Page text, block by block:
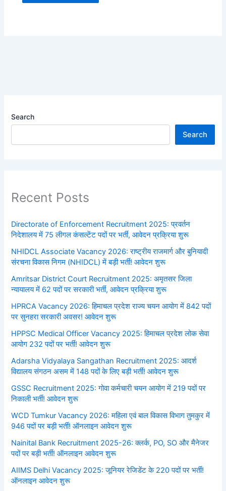
Search
Search
Recent Posts
Directorate of Enforcement Recruitment 2025: प्रवर्तन
निदेशालय में 75 लीगल कंसल्टेंट पदों पर भर्ती, आवेदन प्रक्रिया शुरू
NHIDCL Associate Vacancy 2026: राष्ट्रीय राजमार्ग और बुनियादी
संरचना विकास निगम (NHIDCL) में बड़ी भर्ती! आवेदन शुरू
Amritsar District Court Recruitment 2025: अमृतसर जिला
न्यायालय में 62 पदों पर सरकारी भर्ती, आवेदन प्रक्रिया शुरू
HPRCA Vacancy 2026: हिमाचल प्रदेश राज्य चयन आयोग में 842 पदों
पर सुनहरा सरकारी अवसर! आवेदन शुरू
HPPSC Medical Officer Vacancy 2025: हिमाचल प्रदेश लोक सेवा
आयोग 232 पदों पर भर्ती! आवेदन शुरू
Adarsha Vidyalaya Sangathan Recruitment 2025: आदर्श
विद्यालय संगठन असम में 148 पदों के लिए बड़ी भर्ती! आवेदन शुरू
GSSC Recruitment 2025: गोवा कर्मचारी चयन आयोग में 219 पदों पर
निकाली भर्ती! आवेदन शुरू
WCD Tumkur Vacancy 2026: महिला एवं बाल विकास विभाग तुमकुर में
946 पदों पर बड़ी भर्ती! ऑनलाइन आवेदन शुरू
Nainital Bank Recruitment 2025-26: क्लर्क, PO, SO और मैनेजर
पदों पर बड़ी भर्ती! ऑनलाइन आवेदन शुरू
AIIMS Delhi Vacancy 2025: जूनियर रेजिडेंट के 220 पदों पर भर्ती!
ऑनलाइन आवेदन शुरू